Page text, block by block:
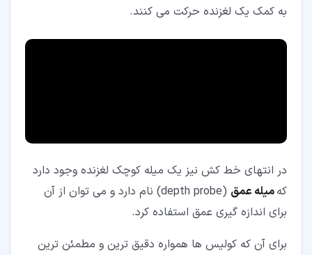
به کمک یک لغزنده حرکت می کنند.
در انتهای خط کش نیز یک میله کوچک لغزنده وجود دارد
کهمیله عمق
(depth probe) نام دارد و می توان از آن
برای اندازه گیری عمق استفاده کرد.
برای آن که کولیس ها همواره دقیق ترین و مطمئن ترین